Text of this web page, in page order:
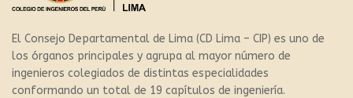
El Consejo Departamental de Lima (CD Lima – CIP) es uno de
los órganos principales y agrupa al mayor número de
ingenieros colegiados de distintas especialidades
conformando un total de 19 capítulos de ingeniería.